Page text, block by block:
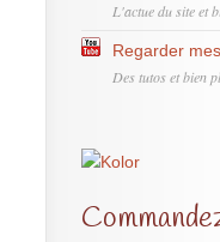
L'actue du site et
Regarder
Des tutos et bien